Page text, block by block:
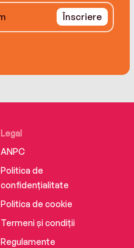
Înscriere
Legal
ANPC
Politica de
confidențialitate
Politica de cookie
Termeni și condiții
Regulamente